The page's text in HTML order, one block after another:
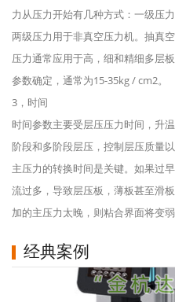
力从压力开始有几种方式：一级压
两级压力用于非真空压力机。抽真
压力通常应用于高，细和精细多层
参数确定，通常为15-35kg / cm2。
3，时间
时间参数主要受层压压力时间，升
阶段和多阶段层压，控制层压质量
主压力的转换时间是关键。如果过
流过多，导致层压板，薄板甚至滑
加的主压力太晚，则粘合界面将变弱
经典案例